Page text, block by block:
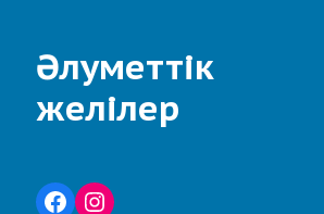
Әлуметтік
желілер